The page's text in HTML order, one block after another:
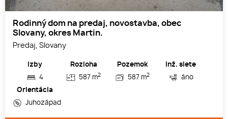
Rodinný dom na predaj, novostavba, obec
Slovany, okres Martin.
Predaj, Slovany
Izby
4
Rozloha
587 m2
Pozemok
587 m2
Inž. siete
áno
Orientácia
Juhozápad